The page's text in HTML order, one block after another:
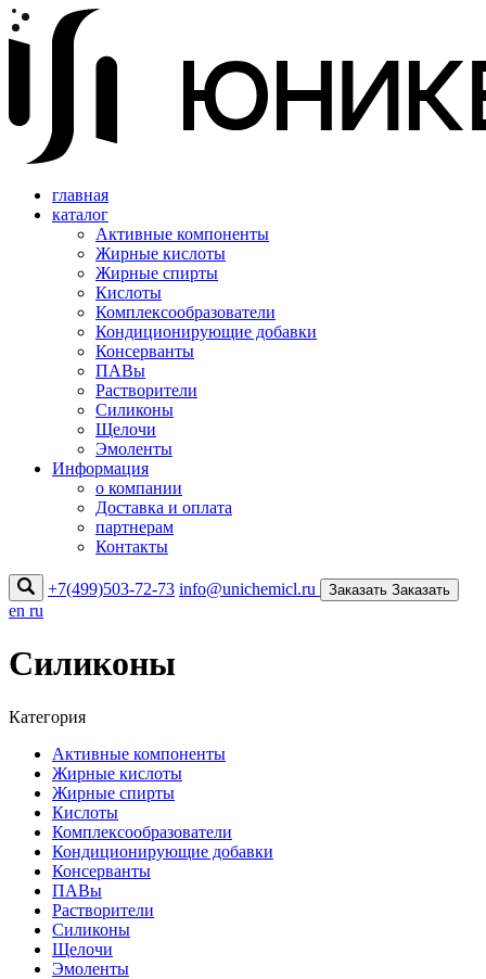
главная
каталог
Активные компоненты
Жирные кислоты
Жирные спирты
Кислоты
Комплексообразователи
Кондиционирующие добавки
Консерванты
ПАВы
Растворители
Силиконы
Щелочи
Эмоленты
Информация
о компании
Доставка и оплата
партнерам
Контакты
+7(499)503-72-73 info@unichemicl.ru Заказать Заказать
en ru
Силиконы
Категория
Активные компоненты
Жирные кислоты
Жирные спирты
Кислоты
Комплексообразователи
Кондиционирующие добавки
Консерванты
ПАВы
Растворители
Силиконы
Щелочи
Эмоленты